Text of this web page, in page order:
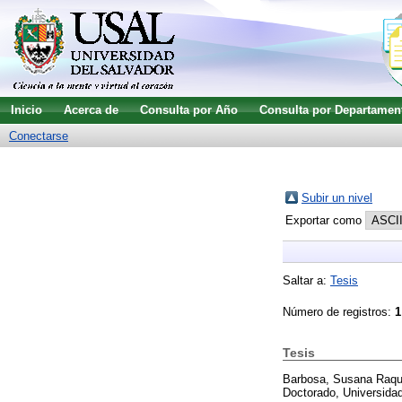
Inicio Acerca de Consulta por Año Consulta por
Conectarse
Subir un nivel
Exportar como
Saltar a: Tesis
Número de registros: 1
Tesis
Barbosa, Susana
Doctorado,